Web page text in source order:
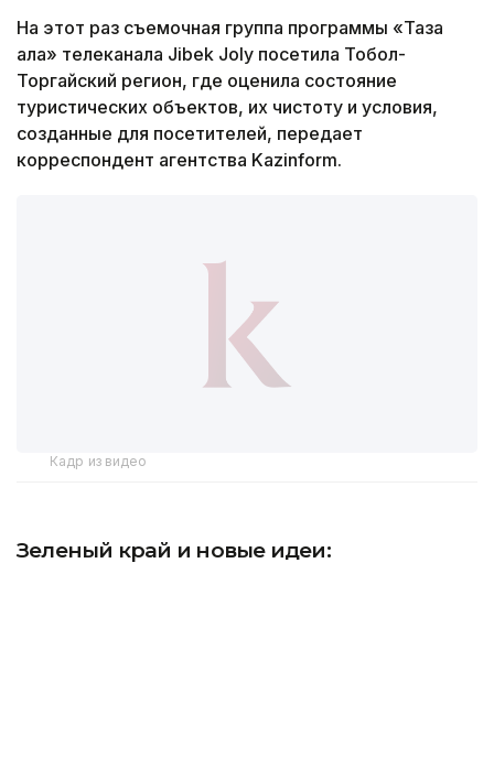
На этот раз съемочная группа программы «Таза
қала» телеканала Jibek Joly посетила Тобол-
Торгайский регион, где оценила состояние
туристических объектов, их чистоту и условия,
созданные для посетителей, передает
корреспондент агентства Kazinform.